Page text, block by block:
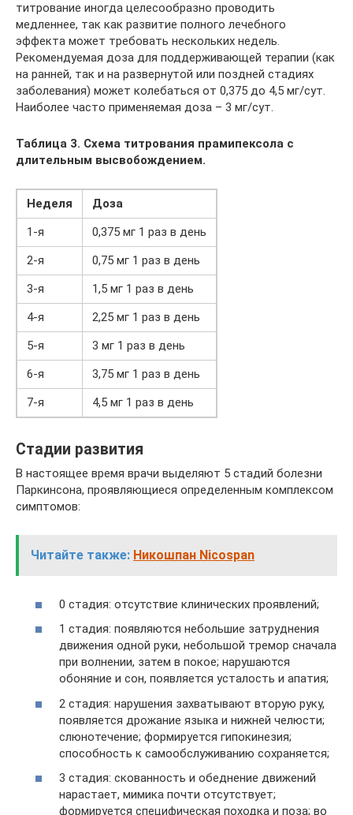
титрование иногда целесообразно проводить
медленнее, так как развитие полного лечебного
эффекта может требовать нескольких недель.
Рекомендуемая доза для поддерживающей терапии (как
на ранней, так и на развернутой или поздней стадиях
заболевания) может колебаться от 0,375 до 4,5 мг/сут.
Наиболее часто применяемая доза – 3 мг/сут.
Таблица 3. Схема титрования прамипексола с
длительным высвобождением.
Неделя
Доза
1-я
0,375 мг 1 раз в день
2-я
0,75 мг 1 раз в день
3-я
1,5 мг 1 раз в день
4-я
2,25 мг 1 раз в день
5-я
3 мг 1 раз в день
6-я
3,75 мг 1 раз в день
7-я
4,5 мг 1 раз в день
Стадии развития
В настоящее время врачи выделяют 5 стадий болезни
Паркинсона, проявляющиеся определенным комплексом
симптомов:
Читайте также: Никошпан Nicospan
0 стадия: отсутствие клинических проявлений;
1 стадия: появляются небольшие затруднения
движения одной руки, небольшой тремор сначала
при волнении, затем в покое; нарушаются
обоняние и сон, появляется усталость и апатия;
2 стадия: нарушения захватывают вторую руку,
появляется дрожание языка и нижней челюсти;
слюнотечение; формируется гипокинезия;
способность к самообслуживанию сохраняется;
3 стадия: скованность и обеднение движений
нарастает, мимика почти отсутствует;
формируется специфическая походка и поза; во